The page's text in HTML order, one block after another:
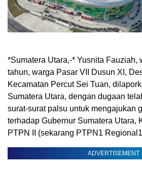
*Sumatera Utara,-* Yusnita Fauziah,
tahun, warga Pasar VII Dusun XI,
Kecamatan Percut Sei Tuan,
Sumatera Utara, dengan dugaan
surat-surat palsu untuk mengajukan
terhadap Gubernur Sumatera Utara,
PTPN II (sekarang PTPN1
ADVERTISEMENT